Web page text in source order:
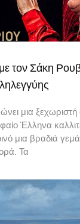
τον Σάκη
μια
Έλληνα
μια βραδιά
Τα